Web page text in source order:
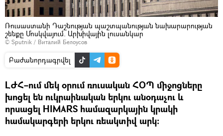
Ռուսաստանի Դաշնության պաշտպանության նախարարության
շենքը Մոսկվայում. Արխիվային լուսանկար
© Sputnik / Виталий Белоусов
Բաժանորդագրվել
ԼԺՀ–ում մեկ օրում ռուսական ՀՕՊ միջոցները
խոցել են ուկրաինական երկու անօդաչու և
որսացել HIMARS համազարկային կրակի
համակարգերի երկու ռեակտիվ արկ։